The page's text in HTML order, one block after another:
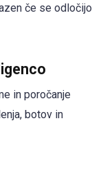
če se odločijo
in poročanje
botov in